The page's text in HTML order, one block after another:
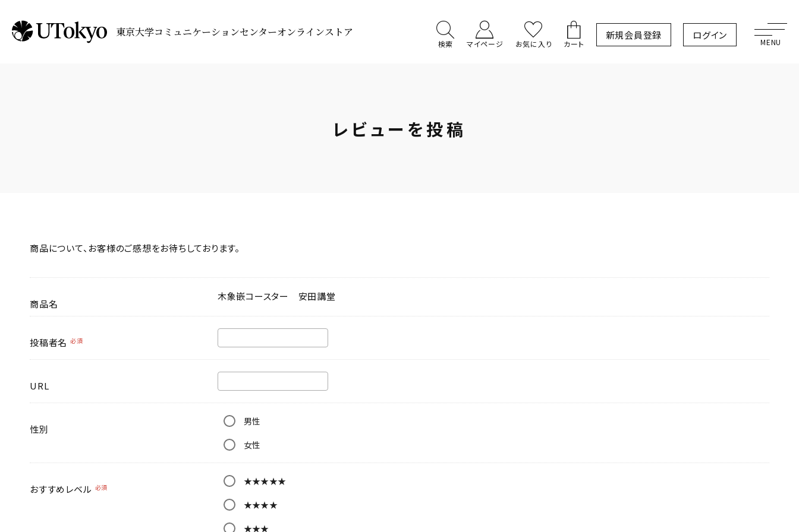
東京大学コミュニケーションセンターオンラインストア
検索 マイページ お気に入り カート
新規会員登録 ログイン
レビューを投稿
商品について、お客様のご感想をお待ちしております。
商品名
木象嵌コースター 安田講堂
投稿者名 必須
URL
性別
男性
女性
おすすめレベル 必須
★★★★★
★★★★
★★★